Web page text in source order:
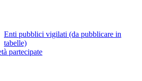
Enti pubblici vigilati (da pubblicare in
tabelle)
partecipate